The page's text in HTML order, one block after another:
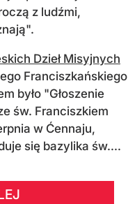
z ludźmi,
Dzieł Misyjnych
Franciszkańskiego
było "Głoszenie
św. Franciszkiem
w Ćennaju,
się bazylika św....